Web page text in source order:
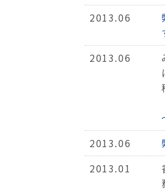
2013.06
2013.06
2013.06
2013.01